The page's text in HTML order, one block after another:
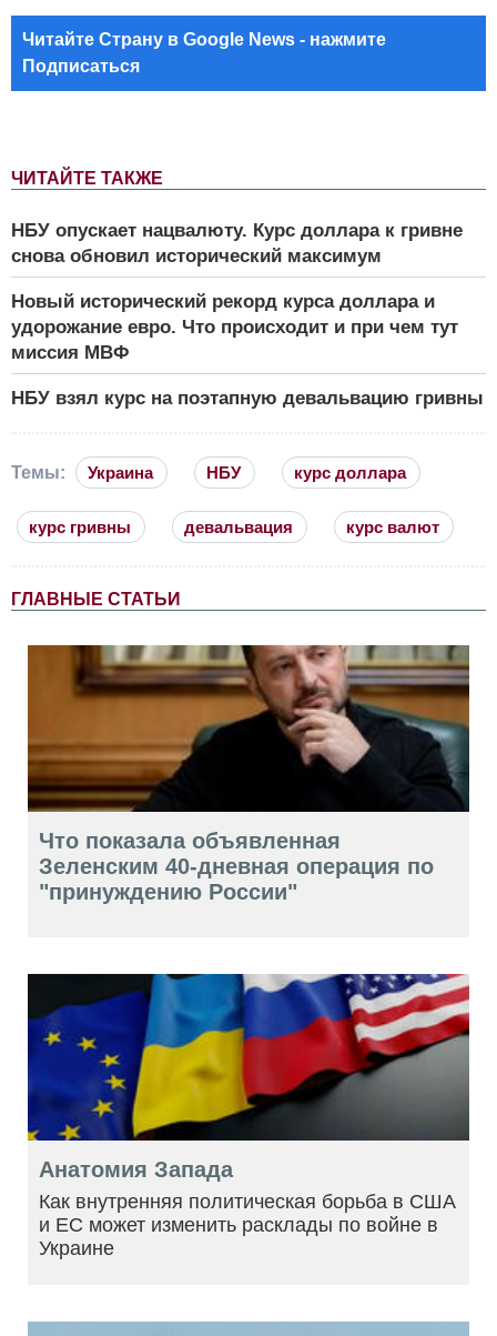
ЧИТАЙТЕ ТАКЖЕ
НБУ опускает нацвалюту. Курс доллара к гривне
снова обновил исторический максимум
Новый исторический рекорд курса доллара и
удорожание евро. Что происходит и при чем тут
миссия МВФ
НБУ взял курс на поэтапную девальвацию гривны
Читайте Страну в Google News - нажмите
Подписаться
Темы: Украина НБУ курс доллара
курс гривны девальвация курс валют
ГЛАВНЫЕ СТАТЬИ
Что показала объявленная
Зеленским 40-дневная операция по
"принуждению России"
Анатомия Запада
Как внутренняя политическая борьба в США
и ЕС может изменить расклады по войне в
Украине